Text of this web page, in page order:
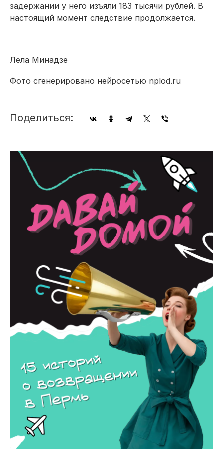
задержании у него изъяли 183 тысячи рублей. В
настоящий момент следствие продолжается.
Лела Минадзе
Фото сгенерировано нейросетью nplod.ru
Поделиться: